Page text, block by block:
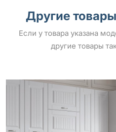
Другие
Если у товара указана
другие товары